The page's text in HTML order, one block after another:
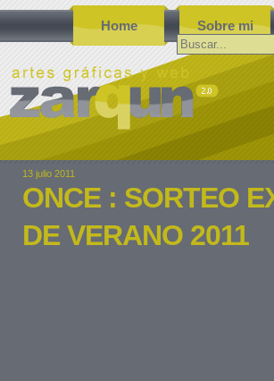
Home Sobre mi
Buscar:
13 julio 2011
ONCE : SORTEO
DE VERANO 2011